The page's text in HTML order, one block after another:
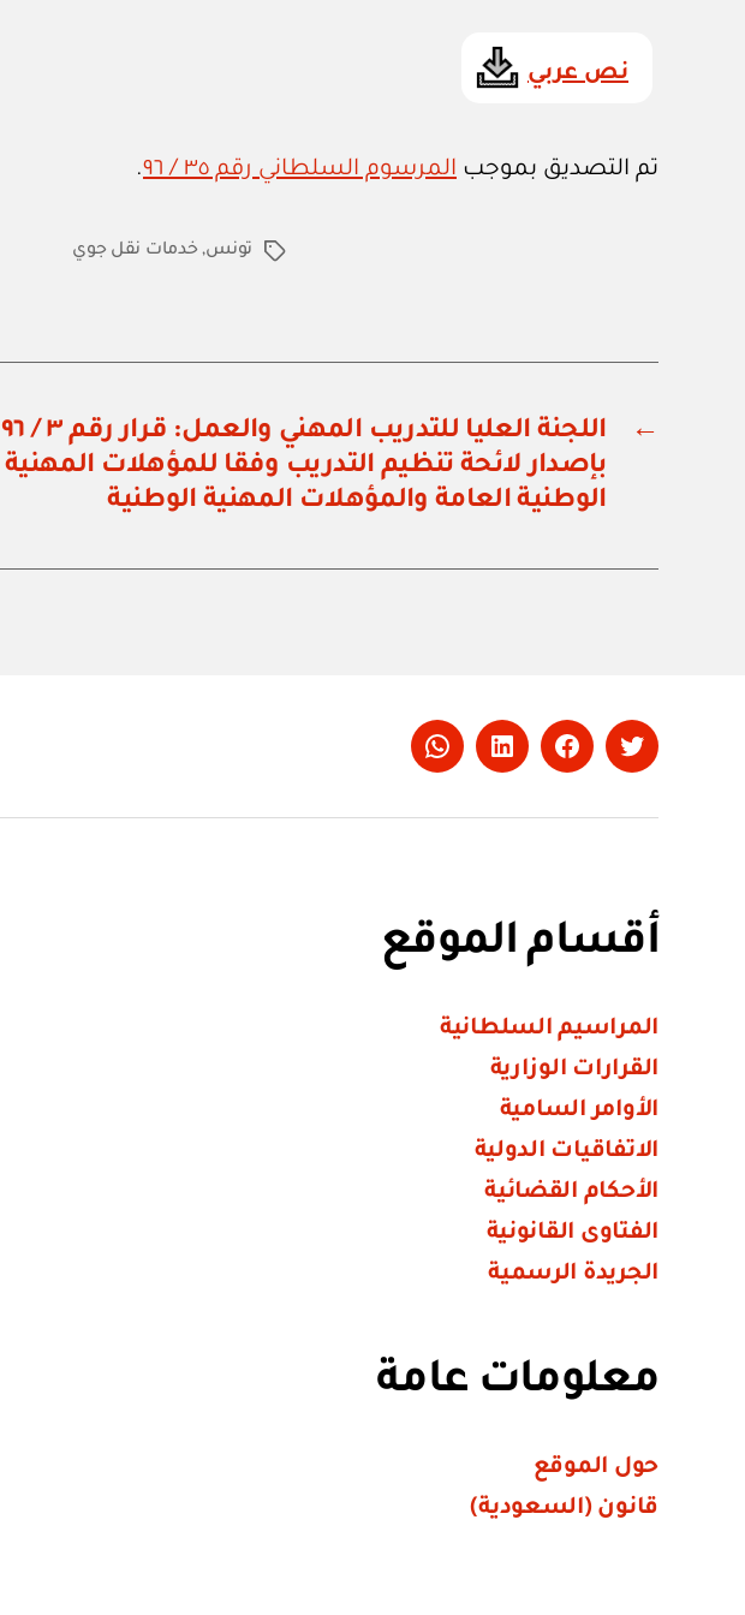
نص عربي
تم التصديق بموجب المرسوم السلطاني رقم ٣٥ / ٩٦ .
الوسومتونس,خدمات نقل جوي
←
اللجنة العليا للتدريب المهني والعمل: قرار رقم ٣ / ٩٦
بإصدار لائحة تنظيم التدريب وفقا للمؤهلات المهنية
الوطنية العامة والمؤهلات المهنية الوطنية
Twitter
Facebook
LinkedIn
Whatsapp
أقسام الموقع
المراسيم السلطانية
القرارات الوزارية
الأوامر السامية
الاتفاقيات الدولية
الأحكام القضائية
الفتاوى القانونية
الجريدة الرسمية
معلومات عامة
حول الموقع
قانون (السعودية)